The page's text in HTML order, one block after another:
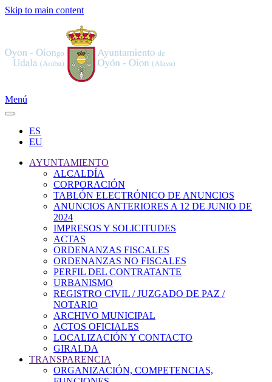
Skip to main content
Menú
ES
EU
AYUNTAMIENTO
ALCALDÍA
CORPORACIÓN
TABLÓN ELECTRÓNICO DE ANUNCIOS
ANUNCIOS ANTERIORES A 12 DE JUNIO DE
2024
IMPRESOS Y SOLICITUDES
ACTAS
ORDENANZAS FISCALES
ORDENANZAS NO FISCALES
PERFIL DEL CONTRATANTE
URBANISMO
REGISTRO CIVIL / JUZGADO DE PAZ /
NOTARIO
ARCHIVO MUNICIPAL
ACTOS OFICIALES
LOCALIZACIÓN Y CONTACTO
GIRALDA
TRANSPARENCIA
ORGANIZACIÓN, COMPETENCIAS,